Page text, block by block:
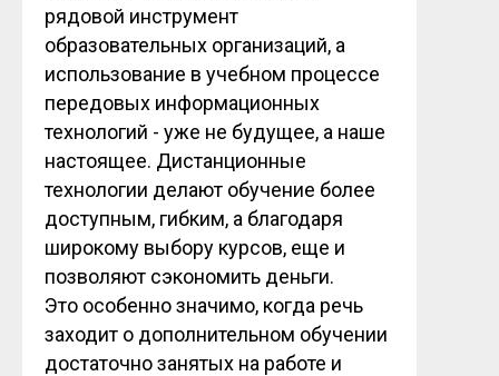
рядовой инструмент
образовательных организаций, а
использование в учебном процессе
передовых информационных
технологий - уже не будущее, а наше
настоящее. Дистанционные
технологии делают обучение более
доступным, гибким, а благодаря
широкому выбору курсов, еще и
позволяют сэкономить деньги.
Это особенно значимо, когда речь
заходит о дополнительном обучении
достаточно занятых на работе и